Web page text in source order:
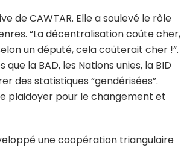
de CAWTAR. Elle a soulevé le rôle
“La décentralisation coûte cher,
un député, cela coûterait cher !”.
la BAD, les Nations unies, la BID
des statistiques “gendérisées”.
plaidoyer pour le changement et
une coopération triangulaire